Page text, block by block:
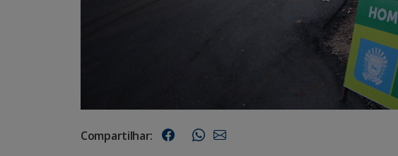
Compartilhar: